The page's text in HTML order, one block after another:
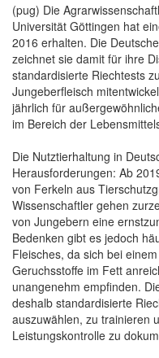
(pug) Die
Universität Göttingen hat
2016 erhalten. Die
zeichnet sie damit für ihre
standardisierte Riechtests
Jungeberfleisch
jährlich für
im Bereich der
Die Nutztierhaltung in
Herausforderungen: Ab
von Ferkeln aus
Wissenschaftler gehen
von Jungebern eine
Bedenken gibt es jedoch
Fleisches, da sich bei
Geruchsstoffe im Fett
unangenehm empfinden.
deshalb standardisierte
auszuwählen, zu trainieren
Leistungskontrolle zu